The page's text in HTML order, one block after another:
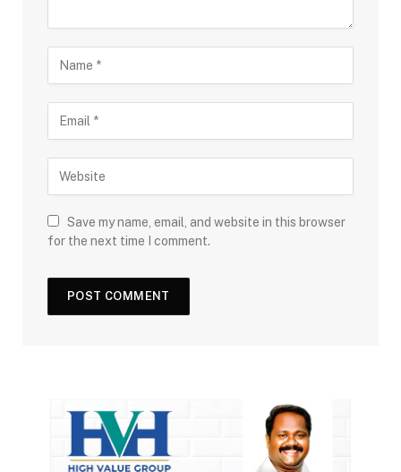
Save my name, email, and website in this browser
for the next time I comment.